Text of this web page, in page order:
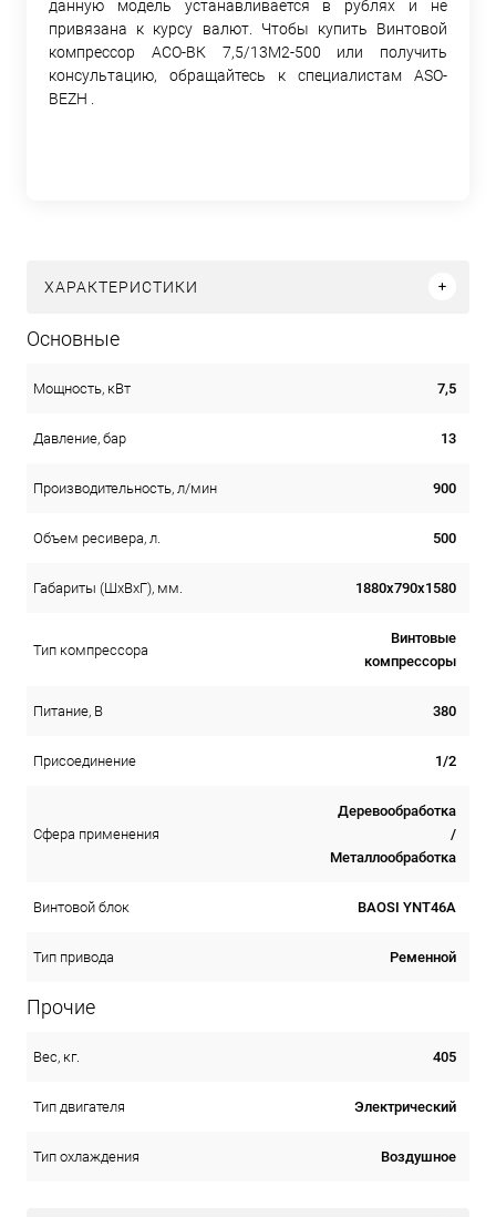
данную модель устанавливается в рублях и не
привязана к курсу валют. Чтобы купить Винтовой
компрессор АСО-ВК 7,5/13М2-500 или получить
консультацию, обращайтесь к специалистам ASO-
BEZH .
ХАРАКТЕРИСТИКИ
Основные
Мощность, кВт 7,5
Давление, бар 13
Производительность, л/мин 900
Объем ресивера, л. 500
Габариты (ШхВхГ), мм. 1880х790х1580
Тип компрессора
Винтовые
компрессоры
Питание, В 380
Присоединение 1/2
Сфера применения
Деревообработка
/
Металлообработка
Винтовой блок BAOSI YNT46A
Тип привода Ременной
Прочие
Вес, кг. 405
Тип двигателя Электрический
Тип охлаждения Воздушное